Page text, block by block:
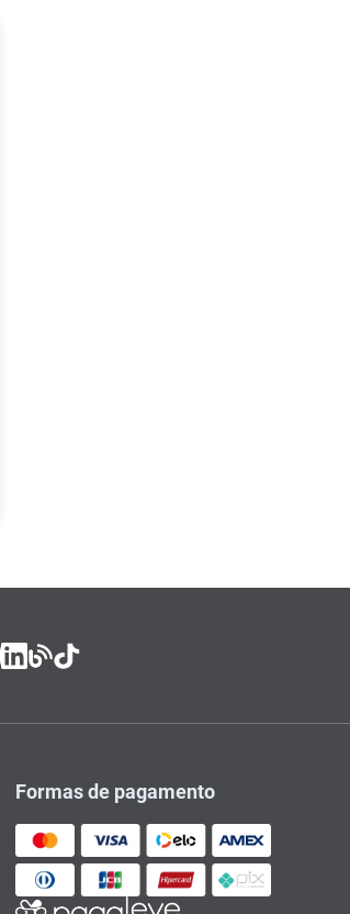
Formas de pagamento